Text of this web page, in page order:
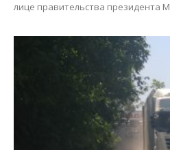
лице правительства президента